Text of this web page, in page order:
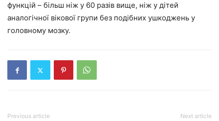
функцій – більш ніж у 60 разів вище, ніж у дітей
аналогічної вікової групи без подібних ушкоджень у
головному мозку.
Previous article Next article